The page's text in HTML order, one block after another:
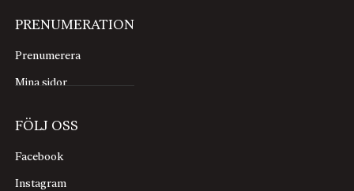
PRENUMERATION
Prenumerera
Mina sidor
FÖLJ OSS
Facebook
Instagram